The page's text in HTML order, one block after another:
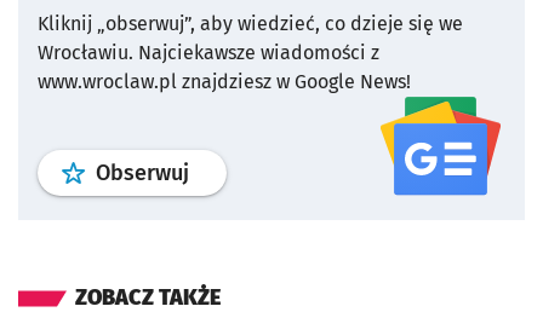
Kliknij „obserwuj”, aby wiedzieć, co dzieje się we
Wrocławiu. Najciekawsze wiadomości z
www.wroclaw.pl znajdziesz w Google News!
Obserwuj profil serwisu
ZOBACZ TAKŻE